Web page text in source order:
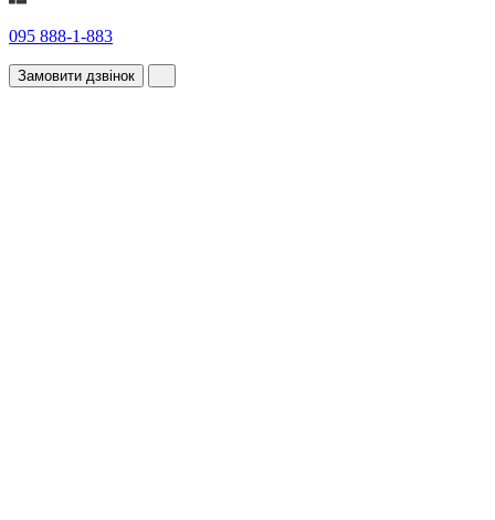
095 888-1-883
Замовити дзвінок